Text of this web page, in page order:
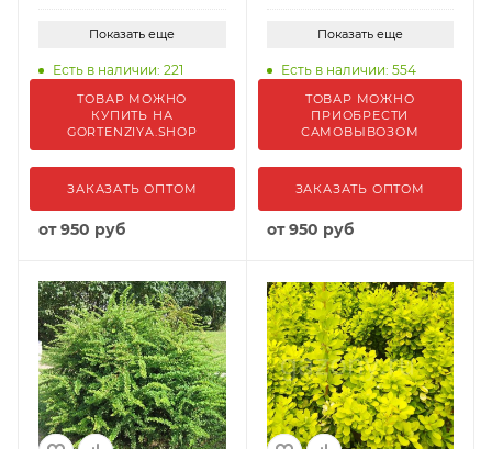
Показать еще
Есть в наличии: 221
ТОВАР МОЖНО
КУПИТЬ НА
GORTENZIYA.SHOP
ЗАКАЗАТЬ ОПТОМ
от950 руб
Показать еще
Есть в наличии: 554
ТОВАР МОЖНО
ПРИОБРЕСТИ
САМОВЫВОЗОМ
ЗАКАЗАТЬ ОПТОМ
от950 руб